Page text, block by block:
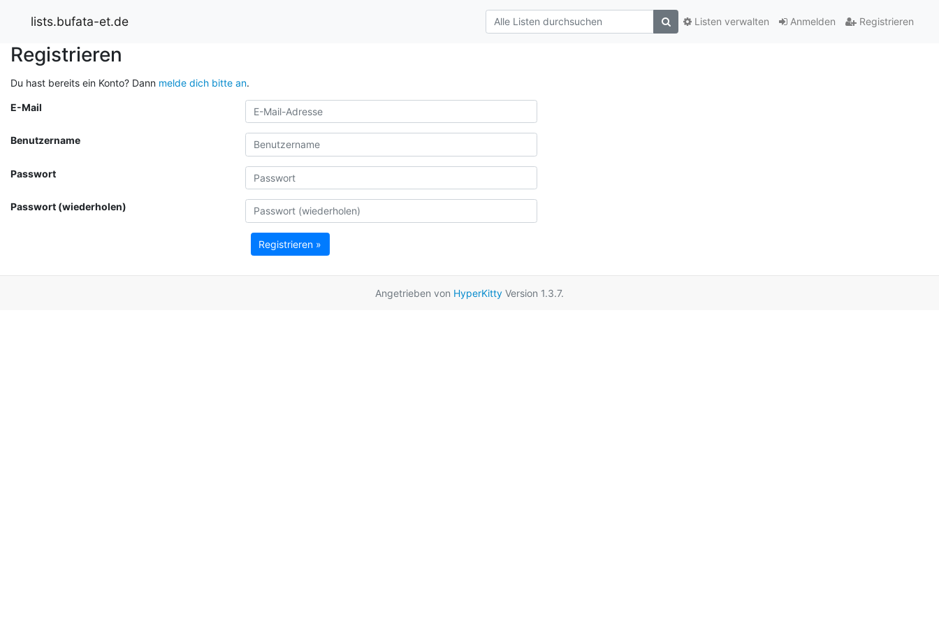
lists.bufata-et.de Anmelden Registrieren
Listen verwalten
Registrieren
Du hast bereits ein Konto? Dann melde dich bitte an.
E-Mail
Benutzername
Passwort
Passwort (wiederholen)
Registrieren »
Angetrieben von HyperKitty Version 1.3.7.